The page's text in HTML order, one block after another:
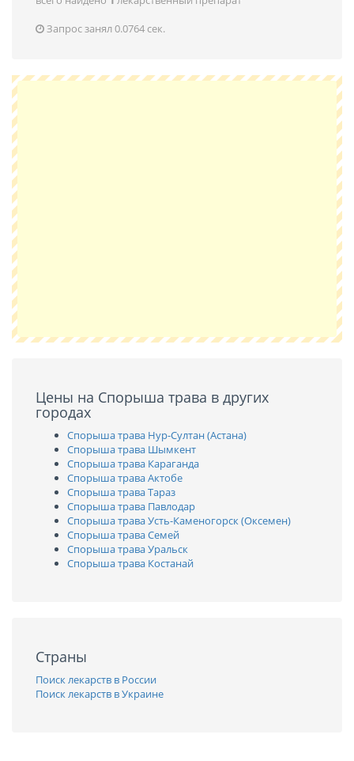
Запрос занял 0.0764 сек.
Цены на Спорыша трава в других
городах
Спорыша трава Нур-Султан (Астана)
Спорыша трава Шымкент
Спорыша трава Караганда
Спорыша трава Актобе
Спорыша трава Тараз
Спорыша трава Павлодар
Спорыша трава Усть-Каменогорск (Оксемен)
Спорыша трава Семей
Спорыша трава Уральск
Спорыша трава Костанай
Страны
Поиск лекарств в России
Поиск лекарств в Украине